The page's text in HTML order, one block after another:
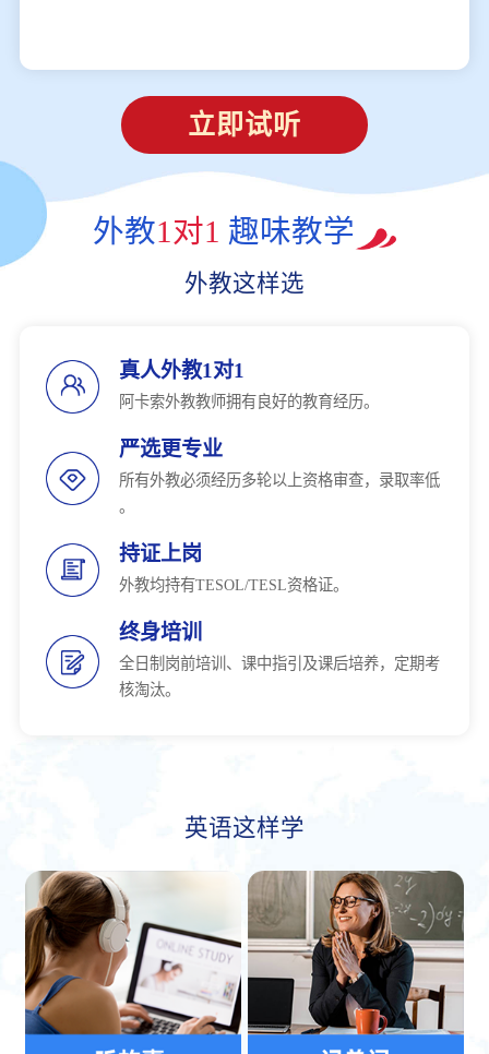
立即试听
外教1对1 趣味教学
外教这样选
真人外教1对1
阿卡索外教教师拥有良好的教育经历。
严选更专业
所有外教必须经历多轮以上资格审查，录取率低
。
持证上岗
外教均持有TESOL/TESL资格证。
终身培训
全日制岗前培训、课中指引及课后培养，定期考
核淘汰。
英语这样学